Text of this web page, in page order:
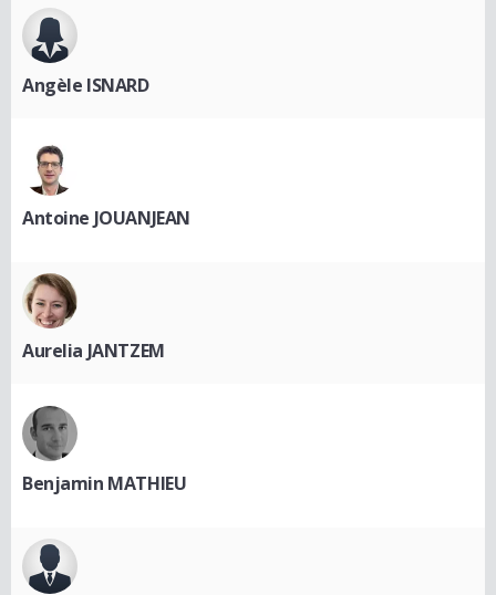
Angèle ISNARD
Antoine JOUANJEAN
Aurelia JANTZEM
Benjamin MATHIEU